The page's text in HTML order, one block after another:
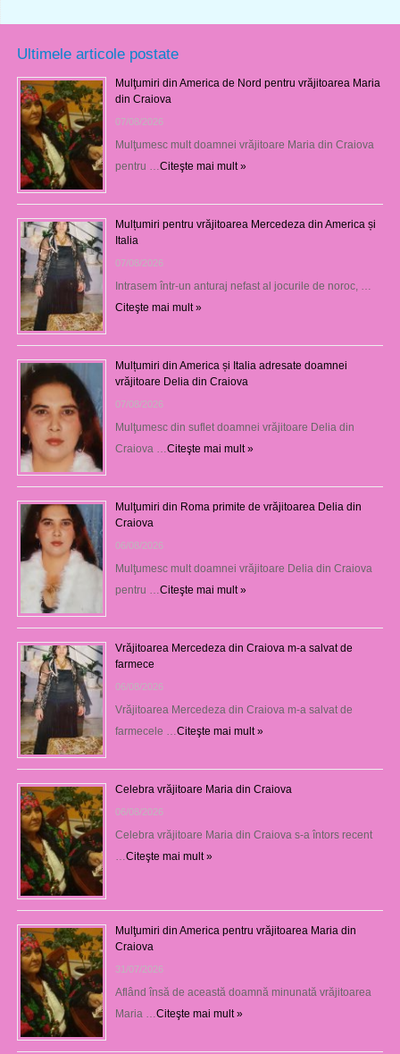
Ultimele articole postate
Mulţumiri din America de Nord pentru vrăjitoarea Maria
din Craiova
07/08/2026
Mulţumesc mult doamnei vrăjitoare Maria din Craiova
pentru … Citeşte mai mult »
Mulțumiri pentru vrăjitoarea Mercedeza din America și
Italia
07/08/2026
Intrasem într-un anturaj nefast al jocurile de noroc, …
Citeşte mai mult »
Mulțumiri din America și Italia adresate doamnei
vrăjitoare Delia din Craiova
07/08/2026
Mulţumesc din suflet doamnei vrăjitoare Delia din
Craiova … Citeşte mai mult »
Mulţumiri din Roma primite de vrăjitoarea Delia din
Craiova
06/08/2026
Mulţumesc mult doamnei vrăjitoare Delia din Craiova
pentru … Citeşte mai mult »
Vrăjitoarea Mercedeza din Craiova m-a salvat de
farmece
06/08/2026
Vrăjitoarea Mercedeza din Craiova m-a salvat de
farmecele … Citeşte mai mult »
Celebra vrăjitoare Maria din Craiova
06/08/2026
Celebra vrăjitoare Maria din Craiova s-a întors recent
Citeşte mai mult »
Mulţumiri din America pentru vrăjitoarea Maria din
Craiova
31/07/2026
Aflând însă de această doamnă minunată vrăjitoarea
Maria … Citeşte mai mult »